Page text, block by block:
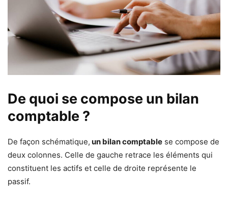
De quoi se compose un bilan
comptable ?
De façon schématique, un bilan comptable se compose de
deux colonnes. Celle de gauche retrace les éléments qui
constituent les actifs et celle de droite représente le
passif.